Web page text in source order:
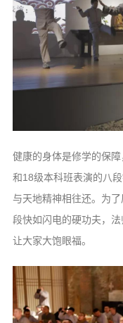
健康的身体是修学的保
和18级本科班表演的八
与天地精神相往还。为
段快如闪电的硬功夫，法
让大家大饱眼福。